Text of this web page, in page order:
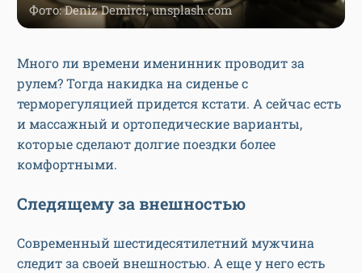
Фото: Deniz Demirci, unsplash.com
Много ли времени именинник проводит за
рулем? Тогда накидка на сиденье с
терморегуляцией придется кстати. А сейчас есть
и массажный и ортопедические варианты,
которые сделают долгие поездки более
комфортными.
Следящему за внешностью
Современный шестидесятилетний мужчина
следит за своей внешностью. А еще у него есть